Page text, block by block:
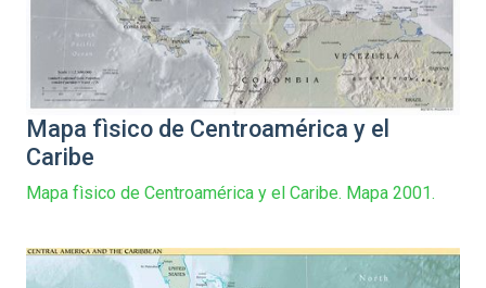
Mapa fìsico de Centroamérica y el
Caribe
Mapa fìsico de Centroamérica y el Caribe. Mapa 2001.